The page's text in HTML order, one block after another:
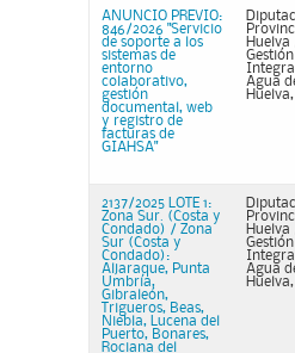
ANUNCIO PREVIO:
846/2026 "Servicio
de soporte a los
sistemas de
entorno
colaborativo,
gestión
documental, web
y registro de
facturas de
GIAHSA"
Huelva
Gestión
Agua
2137/2025 LOTE 1:
Zona Sur. (Costa y
Condado) / Zona
Sur (Costa y
Condado):
Aljaraque, Punta
Umbría,
Gibraleón,
Trigueros, Beas,
Niebla, Lucena del
Puerto, Bonares,
Rociana del
Huelva
Gestión
Agua